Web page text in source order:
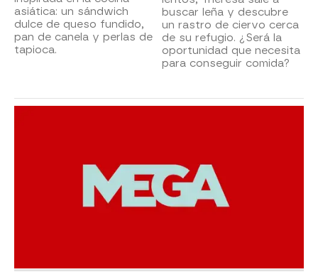
asiática: un sándwich
dulce de queso fundido,
pan de canela y perlas de
tapioca.
buscar leña y descubre
un rastro de ciervo cerca
de su refugio. ¿Será la
oportunidad que necesita
para conseguir comida?